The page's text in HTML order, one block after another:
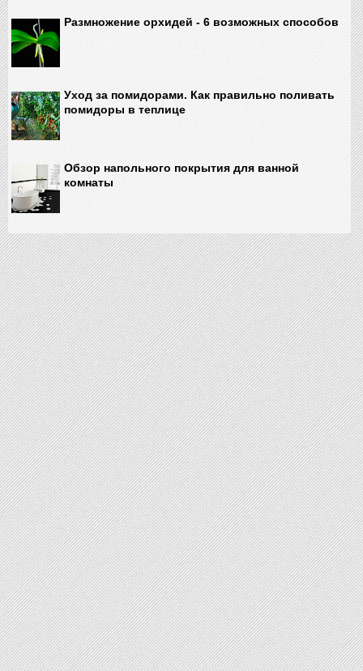
Размножение орхидей - 6 возможных способов
Уход за помидорами. Как правильно поливать
помидоры в теплице
Обзор напольного покрытия для ванной
комнаты